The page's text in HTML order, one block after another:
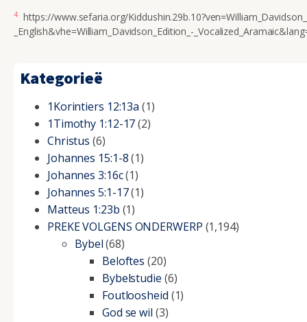
4https://www.sefaria.org/
_English&vhe=William_Davidson_Edition_-
Kategorieë
1Korintiers 12:13a (1)
1Timothy 1:12-17(2)
Christus (6)
Johannes 15:1-8(1)
Johannes 3:16c(1)
Johannes 5:1-17(1)
Matteus 1:23b (1)
PREKE VOLGENS ONDERWERP (1,194)
Bybel(68)
Beloftes (20)
Bybelstudie (6)
Foutloosheid (1)
God se wil (3)